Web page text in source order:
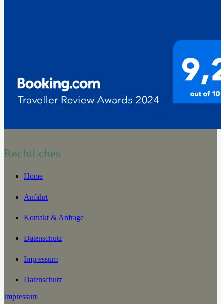
Rechtliches
Home
Anfahrt
Kontakt & Anfrage
Datenschutz
Impressum
Datenschutz
Impressum